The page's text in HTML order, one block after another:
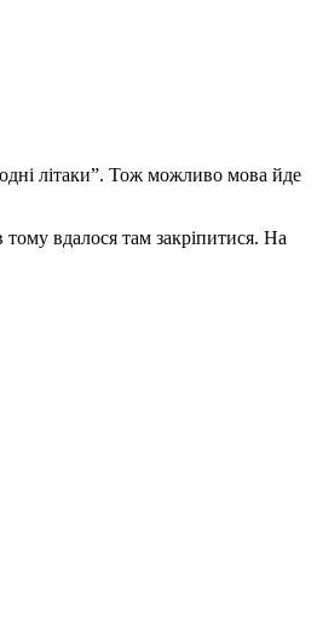
літаки”. Тож можливо мова йде
вдалося там закріпитися. На